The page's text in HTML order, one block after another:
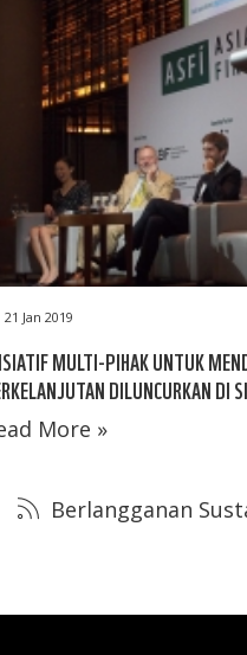
21 Jan 2019
MULTI-PIHAK UNTUK
DILUNCURKAN DI
More »
Berlangganan